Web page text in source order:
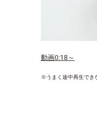
動画0:18～
※うまく途中再生でき